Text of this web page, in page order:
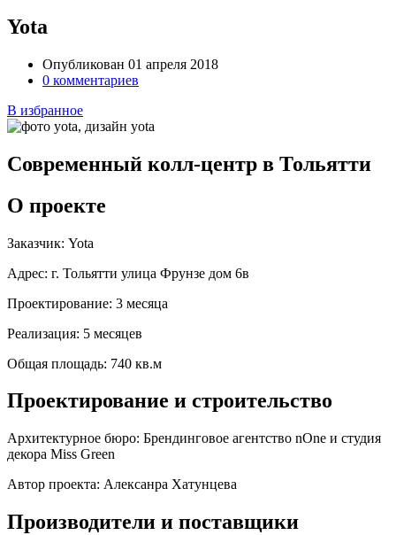
Yota
Опубликован 01 апреля 2018
0 комментариев
В избранное
Современный колл-центр в Тольятти
О проекте
Заказчик: Yota
Адрес: г. Тольятти улица Фрунзе дом 6в
Проектирование: 3 месяца
Реализация: 5 месяцев
Общая площадь: 740 кв.м
Проектирование и строительство
Архитектурное бюро: Брендинговое агентство nOne и студия
декора Miss Green
Автор проекта: Алексанра Хатунцева
Производители и поставщики